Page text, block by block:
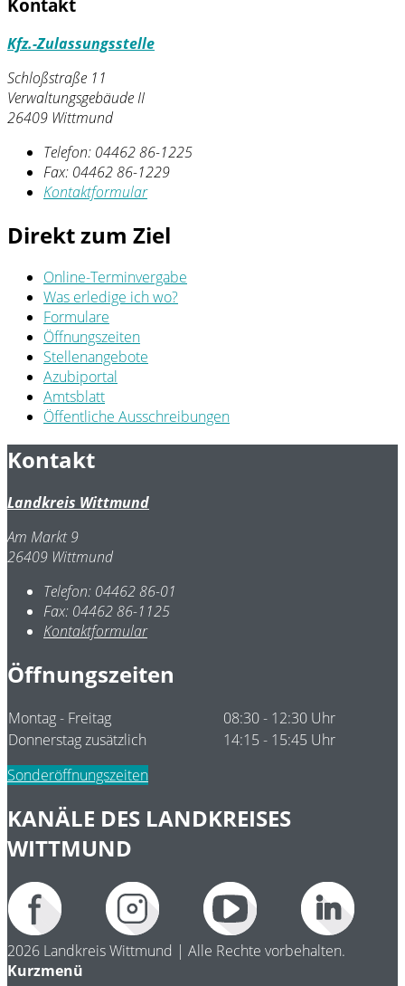
Kontakt
Kfz.-Zulassungsstelle
Schloßstraße 11
Verwaltungsgebäude II
26409 Wittmund
Telefon: 04462 86-1225
Fax: 04462 86-1229
Kontaktformular
Direkt zum Ziel
Online-Terminvergabe
Was erledige ich wo?
Formulare
Öffnungszeiten
Stellenangebote
Azubiportal
Amtsblatt
Öffentliche Ausschreibungen
Kontakt
Landkreis Wittmund
Am Markt 9
26409 Wittmund
Telefon: 04462 86-01
Fax: 04462 86-1125
Kontaktformular
Öffnungszeiten
Montag - Freitag
08:30 - 12:30 Uhr
Donnerstag zusätzlich
14:15 - 15:45 Uhr
Sonderöffnungszeiten
KANÄLE DES LANDKREISES
WITTMUND
2026 Landkreis Wittmund | Alle Rechte vorbehalten.
Kurzmenü